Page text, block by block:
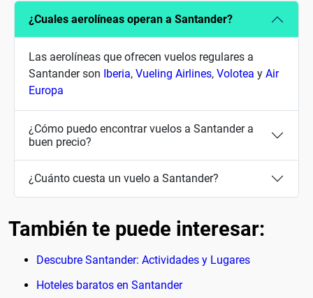
¿Cuales aerolíneas operan a Santander?
Las aerolíneas que ofrecen vuelos regulares a
Santander son Iberia, Vueling Airlines, Volotea y Air
Europa
¿Cómo puedo encontrar vuelos a Santander a
buen precio?
¿Cuánto cuesta un vuelo a Santander?
También te puede interesar:
Descubre Santander: Actividades y Lugares
Hoteles baratos en Santander